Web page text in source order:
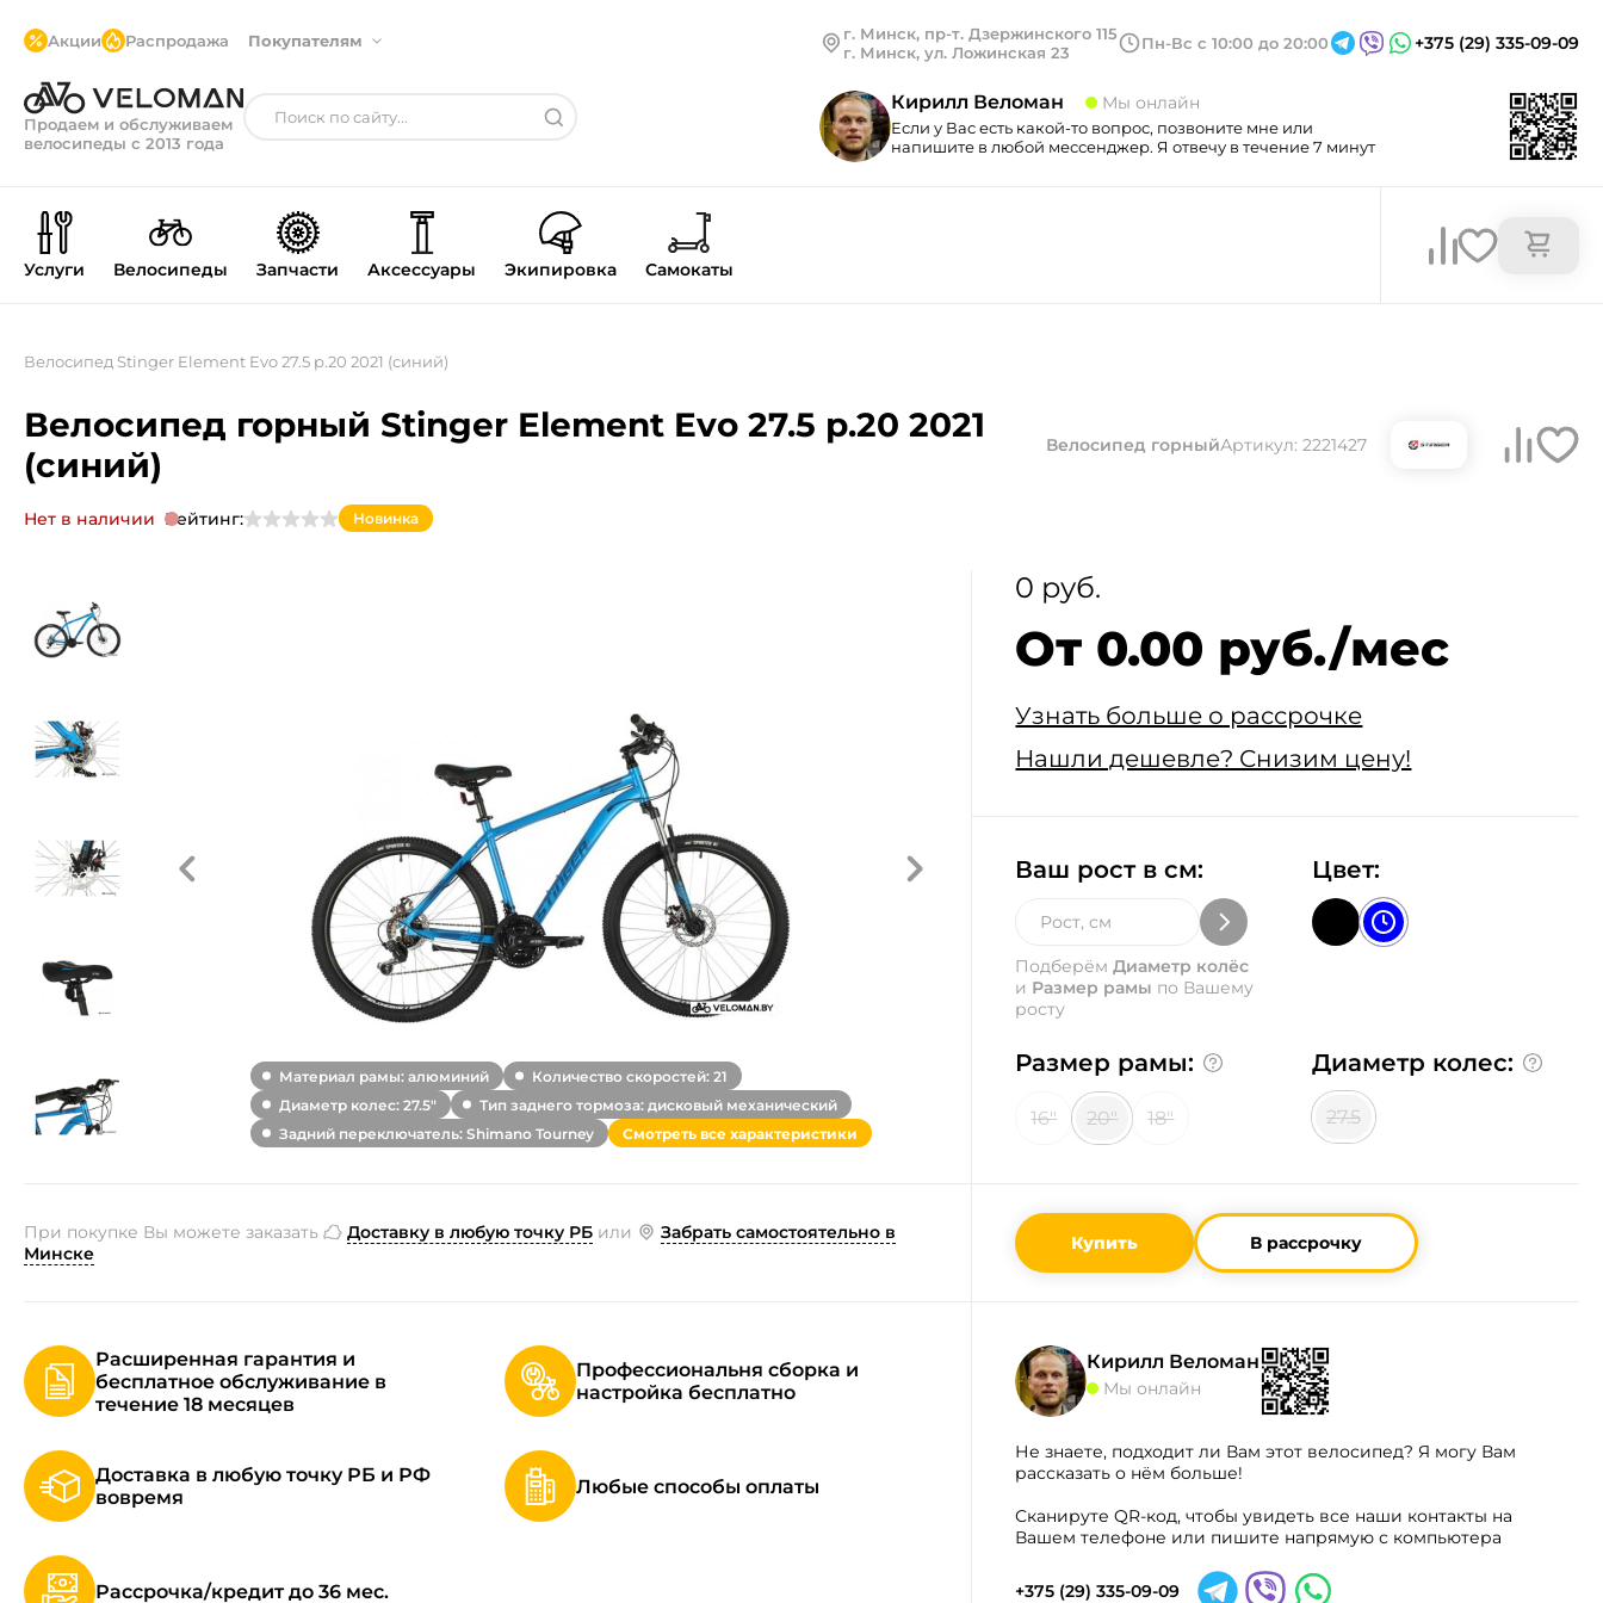
Акции Распродажа Покупателям
Продаем и обслуживаем
велосипеды с 2013 года
г. Минск, пр-т. Дзержинского 115
г. Минск, ул. Ложинская 23
Пн-Вс с 10:00 до 20:00 +375 (29) 335-09-09
Кирилл Веломан Мы онлайн
Если у Вас есть какой-то вопрос, позвоните мне или
напишите в любой мессенджер. Я отвечу в течение 7 минут
Услуги Велосипеды Запчасти Аксессуары Экипировка Самокаты
Велосипед Stinger Element Evo 27.5 р.20 2021 (синий)
Велосипед горный Stinger Element Evo 27.5 р.20 2021
(синий)
Велосипед горныйАртикул: 2221427
Нет в наличии Рейтинг: Новинка
Материал рамы: алюминий
Количество скоростей: 21
Диаметр колес: 27.5"
Тип заднего тормоза: дисковый механический
Задний переключатель: Shimano Tourney
Смотреть все характеристики
0 руб.
От 0.00 руб./мес
Узнать больше о рассрочке
Нашли дешевле? Снизим цену!
Ваш рост в см:
ПодберёмДиаметр колёс
и Размер рамы по Вашему
росту
Цвет:
Размер рамы:
16" 20" 18"
Диаметр колес:
27.5
При покупке Вы можете заказать Доставку в любую точку РБ или
Забрать самостоятельно в
Минске
Купить В рассрочку
Расширенная гарантия и
бесплатное обслуживание в
течение 18 месяцев
Профессиональня сборка и
настройка бесплатно
Доставка в любую точку РБ и РФ
вовремя
Любые способы оплаты
Рассрочка/кредит до 36 мес.
Кирилл Веломан
Мы онлайн
Не знаете, подходит ли Вам этот велосипед? Я могу Вам
рассказать о нём больше!
Сканируте QR-код, чтобы увидеть все наши контакты на
Вашем телефоне или пишите напрямую с компьютера
+375 (29) 335-09-09